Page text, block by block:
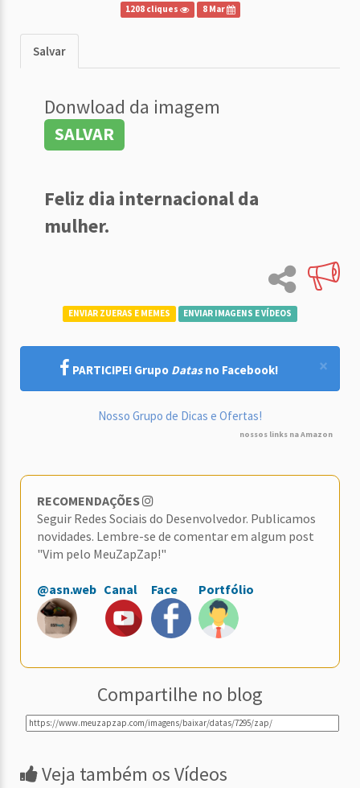
1208 cliques 8 Mar
Salvar
Donwload da imagem
SALVAR
Feliz dia internacional da
mulher.
ENVIAR ZUERAS E MEMES ENVIAR IMAGENS E VÍDEOS
×
PARTICIPE! Grupo Datasno Facebook!
Nosso Grupo de Dicas e Ofertas!
nossos links na Amazon
RECOMENDAÇÕES
Seguir Redes Sociais do Desenvolvedor. Publicamos
novidades. Lembre-se de comentar em algum post
"Vim pelo MeuZapZap!"
@asn.web Canal Face Portfólio
Compartilhe no blog
Veja também os Vídeos